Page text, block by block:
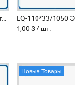
HTYJGD10-1050 Высокоскоростная безвальная ротационная печатная машина для гибкой упаковочной пленки
1,00 $ / шт.
Новые Товары